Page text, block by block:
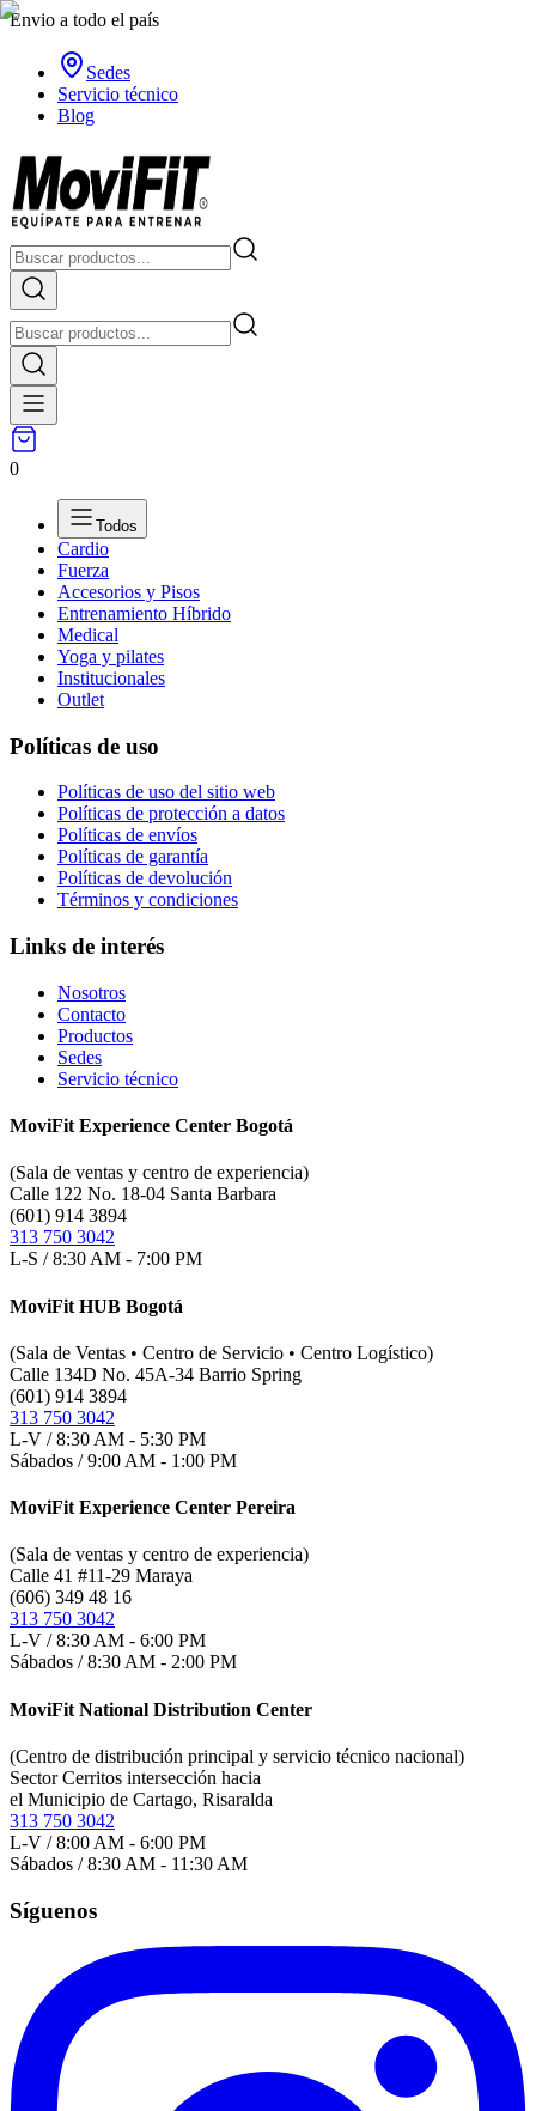
Envio a todo el país
Sedes
Servicio técnico
Blog
0
Todos
Cardio
Fuerza
Accesorios y Pisos
Entrenamiento Híbrido
Medical
Yoga y pilates
Institucionales
Outlet
Políticas de uso
Políticas de uso del sitio web
Políticas de protección a datos
Políticas de envíos
Políticas de garantía
Políticas de devolución
Términos y condiciones
Links de interés
Nosotros
Contacto
Productos
Sedes
Servicio técnico
MoviFit Experience Center Bogotá
(Sala de ventas y centro de experiencia)
Calle 122 No. 18-04 Santa Barbara
(601) 914 3894
313 750 3042
L-S / 8:30 AM - 7:00 PM
MoviFit HUB Bogotá
(Sala de Ventas • Centro de Servicio • Centro Logístico)
Calle 134D No. 45A-34 Barrio Spring
(601) 914 3894
313 750 3042
L-V / 8:30 AM - 5:30 PM
Sábados / 9:00 AM - 1:00 PM
MoviFit Experience Center Pereira
(Sala de ventas y centro de experiencia)
Calle 41 #11-29 Maraya
(606) 349 48 16
313 750 3042
L-V / 8:30 AM - 6:00 PM
Sábados / 8:30 AM - 2:00 PM
MoviFit National Distribution Center
(Centro de distribución principal y servicio técnico nacional)
Sector Cerritos intersección hacia
el Municipio de Cartago, Risaralda
313 750 3042
L-V / 8:00 AM - 6:00 PM
Sábados / 8:30 AM - 11:30 AM
Síguenos